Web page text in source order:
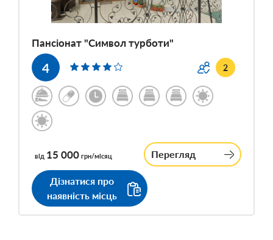
Пансіонат "Символ турботи"
4 2
від 15 000 грн/місяц Перегляд
Дізнатися про
наявність місць